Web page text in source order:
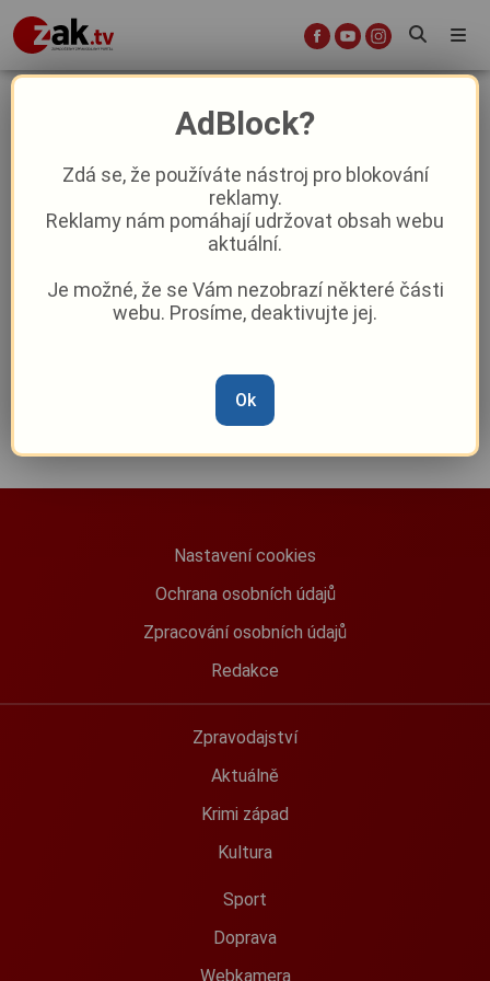
lecive prameny
Západočeské lázně mimo sezónu:
Únorový klid, který léčí tělo i duši
Výrobce Bílinské kyselky míří do
konkurzu, dluží půl miliardy korun
Nastavení cookies
Ochrana osobních údajů
Zpracování osobních údajů
Redakce
Zpravodajství
Aktuálně
Krimi západ
Kultura
Sport
Doprava
Webkamera
AdBlock?
Zdá se, že používáte nástroj pro blokování
reklamy.
Reklamy nám pomáhají udržovat obsah webu
aktuální.
Je možné, že se Vám nezobrazí některé části
webu. Prosíme, deaktivujte jej.
Ok